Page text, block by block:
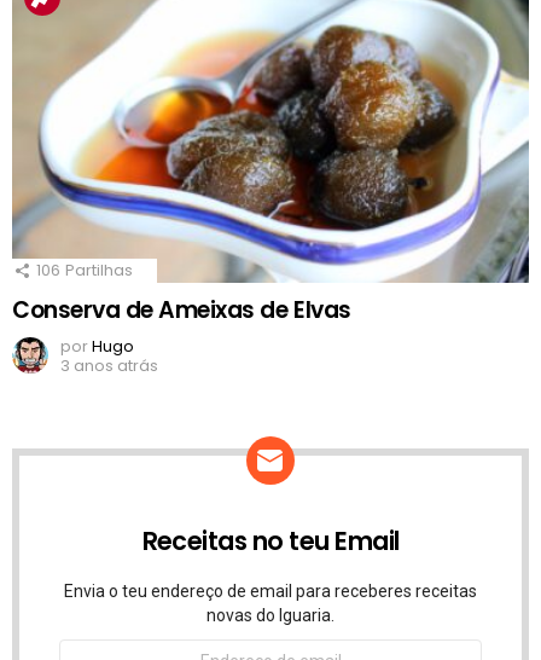
106 Partilhas
Conserva de Ameixas de Elvas
porHugo
3 anos atrás
Receitas no teu Email
Envia o teu endereço de email para receberes receitas
novas do Iguaria.
Endereço